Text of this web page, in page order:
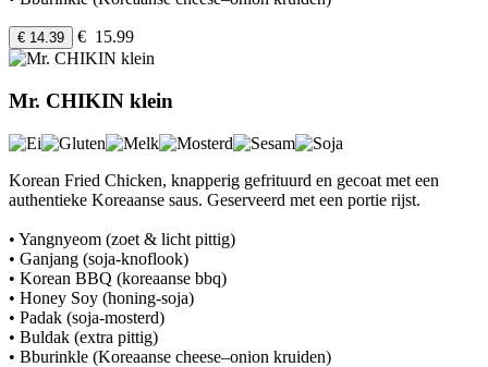
€ 14.39 € 15.99
Mr. CHIKIN klein
Korean Fried Chicken, knapperig gefrituurd en gecoat met een
authentieke Koreaanse saus. Geserveerd met een portie rijst.
• Yangnyeom (zoet & licht pittig)
• Ganjang (soja-knoflook)
• Korean BBQ (koreaanse bbq)
• Honey Soy (honing-soja)
• Padak (soja-mosterd)
• Buldak (extra pittig)
• Bburinkle (Koreaanse cheese–onion kruiden)